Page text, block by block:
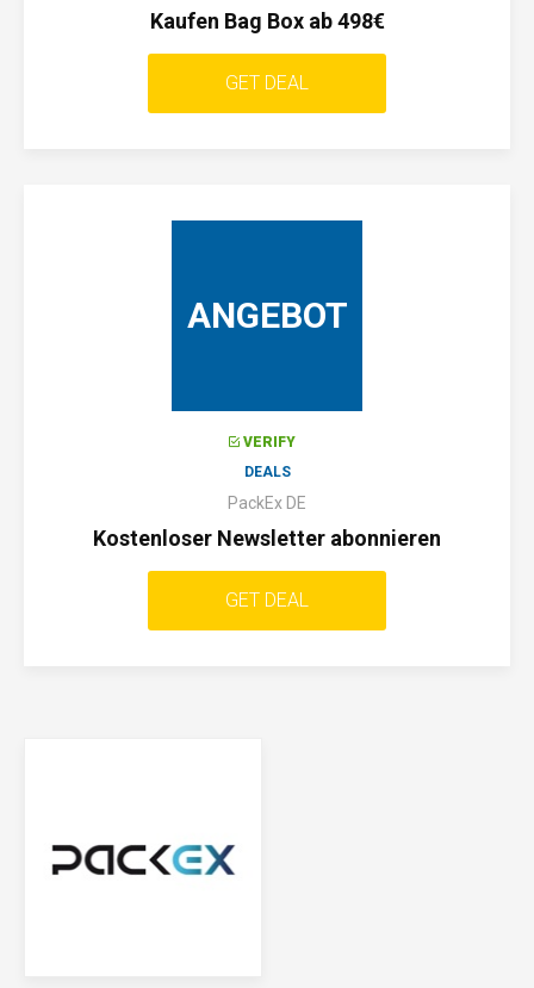
Kaufen Bag Box ab 498€
GET DEAL
ANGEBOT
VERIFY
DEALS
PackEx DE
Kostenloser Newsletter abonnieren
GET DEAL